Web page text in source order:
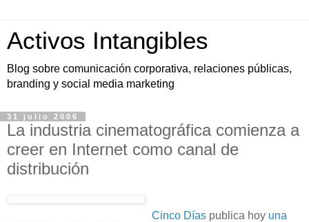
Activos Intangibles
Blog sobre comunicación corporativa, relaciones públicas,
branding y social media marketing
31 julio 2006
La industria cinematográfica comienza a
creer en Internet como canal de
distribución
Cinco Días publica hoy una